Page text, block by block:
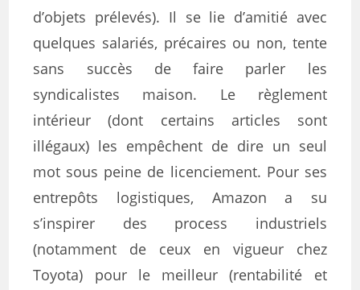
d’objets prélevés). Il se lie d’amitié avec
quelques salariés, précaires ou non, tente
sans succès de faire parler les
syndicalistes maison. Le règlement
intérieur (dont certains articles sont
illégaux) les empêchent de dire un seul
mot sous peine de licenciement. Pour ses
entrepôts logistiques, Amazon a su
s’inspirer des process industriels
(notamment de ceux en vigueur chez
Toyota) pour le meilleur (rentabilité et